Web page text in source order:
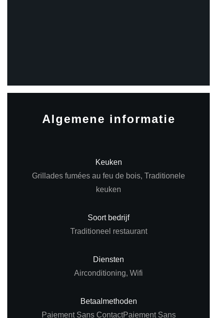
Algemene informatie
Keuken
Grillades fumées au feu de bois, Traditionele
keuken
Soort bedrijf
Traditioneel restaurant
Diensten
Airconditioning, Wifi
Betaalmethoden
Paiement Sans ContactPaiement Sans